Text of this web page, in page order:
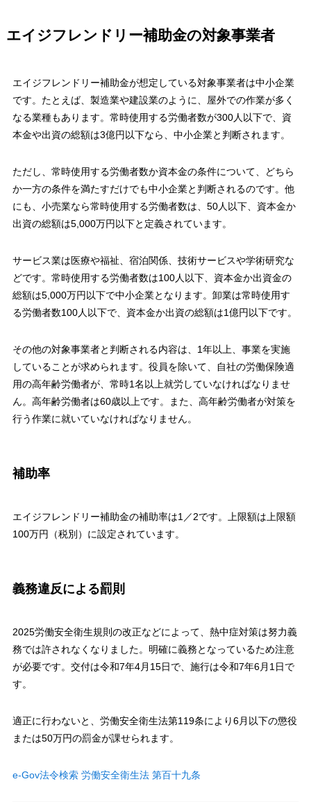
エイジフレンドリー補助金の対象事業者
エイジフレンドリー補助金が想定している対象事業者は中小企業
です。たとえば、製造業や建設業のように、屋外での作業が多く
なる業種もあります。常時使用する労働者数が300人以下で、資
本金や出資の総額は3億円以下なら、中小企業と判断されます。
ただし、常時使用する労働者数か資本金の条件について、どちら
か一方の条件を満たすだけでも中小企業と判断されるのです。他
にも、小売業なら常時使用する労働者数は、50人以下、資本金か
出資の総額は5,000万円以下と定義されています。
サービス業は医療や福祉、宿泊関係、技術サービスや学術研究な
どです。常時使用する労働者数は100人以下、資本金か出資金の
総額は5,000万円以下で中小企業となります。卸業は常時使用す
る労働者数100人以下で、資本金か出資の総額は1億円以下です。
その他の対象事業者と判断される内容は、1年以上、事業を実施
していることが求められます。役員を除いて、自社の労働保険適
用の高年齢労働者が、常時1名以上就労していなければなりませ
ん。高年齢労働者は60歳以上です。また、高年齢労働者が対策を
行う作業に就いていなければなりません。
補助率
エイジフレンドリー補助金の補助率は1／2です。上限額は上限額
100万円（税別）に設定されています。
義務違反による罰則
2025労働安全衛生規則の改正などによって、熱中症対策は努力義
務では許されなくなりました。明確に義務となっているため注意
が必要です。交付は令和7年4月15日で、施行は令和7年6月1日で
す。
適正に行わないと、労働安全衛生法第119条により6月以下の懲役
または50万円の罰金が課せられます。
e-Gov法令検索 労働安全衛生法 第百十九条